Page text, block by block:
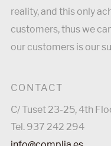
reality, and this only
customers, thus we
our customers is our
CONTACT
C/ Tuset 23-25, 4th
Tel. 937 242 294